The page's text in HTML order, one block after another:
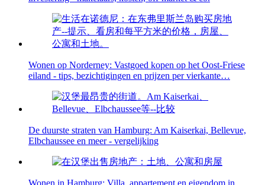
Wonen op Norderney: Vastgoed kopen op het Oost-Friese
eiland - tips, bezichtigingen en prijzen per vierkante…
De duurste straten van Hamburg: Am Kaiserkai, Bellevue,
Elbchaussee en meer - vergelijking
Wonen in Hamburg: Villa, appartement en eigendom in